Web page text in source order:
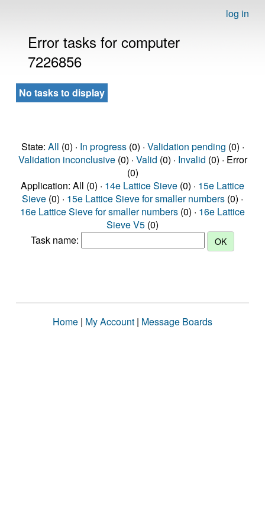
log in
Error tasks for computer
7226856
No tasks to display
State: All (0) · In progress(0) · Validation pending (0) ·
Validation inconclusive(0) · Valid (0) · Invalid (0) · Error
(0)
Application: All (0) · 14e Lattice Sieve (0) · 15e Lattice
Sieve (0) · 15e Lattice Sieve for smaller numbers (0) ·
16e Lattice Sieve for smaller numbers (0) · 16e Lattice
Sieve V5 (0)
Task name:
Home | My Account | Message Boards